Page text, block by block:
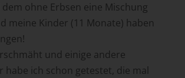
ohne Erbsen eine Mischung
meine Kinder (11 Monate) haben
und einige andere
habe ich schon getestet, die mal